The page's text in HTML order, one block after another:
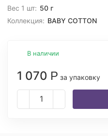
Вес 1 шт: 50 г
Коллекция: BABY COTTON
В наличии
1 070 Р за упаковку